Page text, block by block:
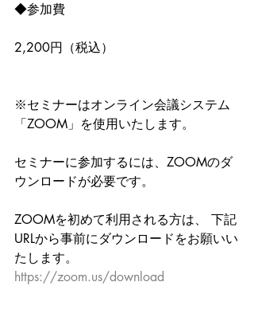
◆参加費
2,200円（税込）
※セミナーはオンライン会議システム
「ZOOM」を使用いたします。
セミナーに参加するには、ZOOMのダ
ウンロードが必要です。
ZOOMを初めて利用される方は、 下記
URLから事前にダウンロードをお願いい
たします。
https://zoom.us/download